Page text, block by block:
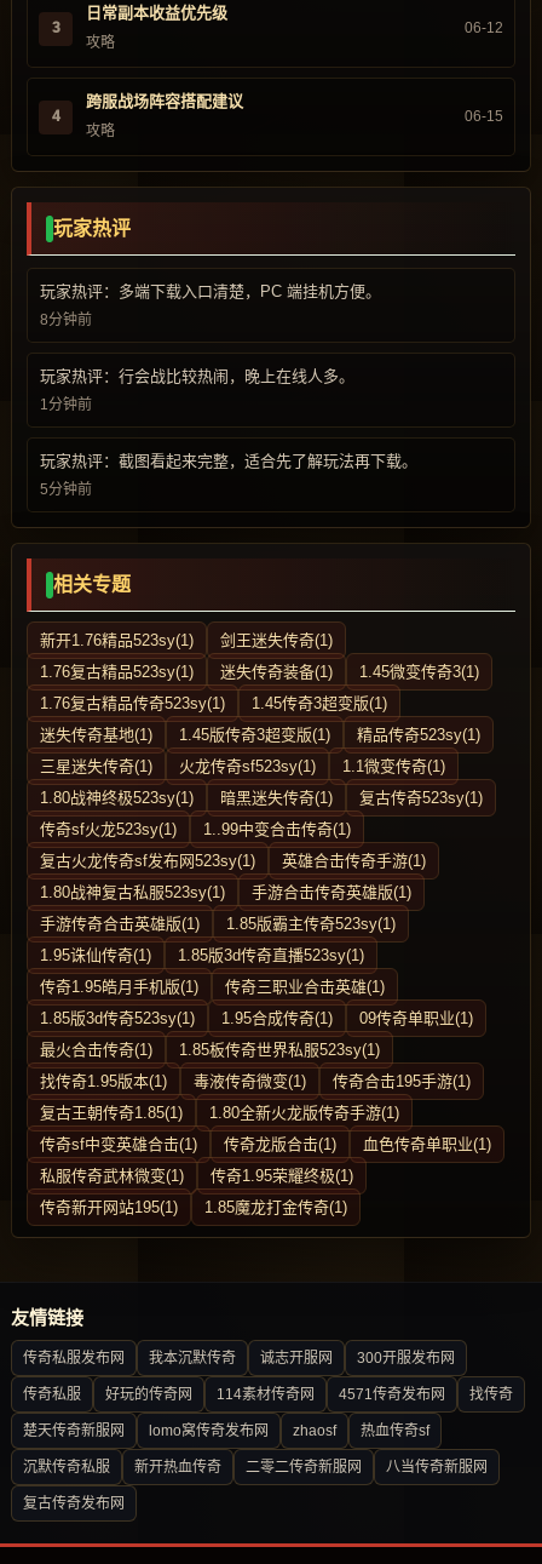
3
日常副本收益优先级
攻略
06-12
4
跨服战场阵容搭配建议
攻略
06-15
玩家热评
玩家热评：多端下载入口清楚，PC 端挂机方便。
8分钟前
玩家热评：行会战比较热闹，晚上在线人多。
1分钟前
玩家热评：截图看起来完整，适合先了解玩法再下载。
5分钟前
相关专题
新开1.76精品523sy(1)
剑王迷失传奇(1)
1.76复古精品523sy(1)
迷失传奇装备(1)
1.45微变传奇3(1)
1.76复古精品传奇523sy(1)
1.45传奇3超变版(1)
迷失传奇基地(1)
1.45版传奇3超变版(1)
精品传奇523sy(1)
三星迷失传奇(1)
火龙传奇sf523sy(1)
1.1微变传奇(1)
1.80战神终极523sy(1)
暗黑迷失传奇(1)
复古传奇523sy(1)
传奇sf火龙523sy(1)
1..99中变合击传奇(1)
复古火龙传奇sf发布网523sy(1)
英雄合击传奇手游(1)
1.80战神复古私服523sy(1)
手游合击传奇英雄版(1)
手游传奇合击英雄版(1)
1.85版霸主传奇523sy(1)
1.95诛仙传奇(1)
1.85版3d传奇直播523sy(1)
传奇1.95皓月手机版(1)
传奇三职业合击英雄(1)
1.85版3d传奇523sy(1)
1.95合成传奇(1)
09传奇单职业(1)
最火合击传奇(1)
1.85板传奇世界私服523sy(1)
找传奇1.95版本(1)
毒液传奇微变(1)
传奇合击195手游(1)
复古王朝传奇1.85(1)
1.80全新火龙版传奇手游(1)
传奇sf中变英雄合击(1)
传奇龙版合击(1)
血色传奇单职业(1)
私服传奇武林微变(1)
传奇1.95荣耀终极(1)
传奇新开网站195(1)
1.85魔龙打金传奇(1)
友情链接
传奇私服发布网 我本沉默传奇 诚志开服网 300开服发布网
传奇私服 好玩的传奇网 114素材传奇网 4571传奇发布网 找传奇
楚天传奇新服网 lomo窝传奇发布网 zhaosf 热血传奇sf
沉默传奇私服 新开热血传奇 二零二传奇新服网 八当传奇新服网
复古传奇发布网